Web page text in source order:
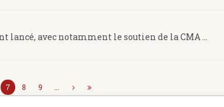
avec notamment le soutien de la CMA ...
7 8 9